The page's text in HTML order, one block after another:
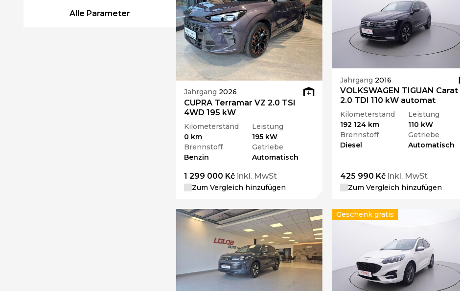
Alle Parameter
Jahrgang 2026
CUPRA Terramar VZ 2.0 TSI
4WD 195 kW
Kilometerstand
0 km
Leistung
195 kW
Brennstoff
Benzin
Getriebe
Automatisch
1 299 000 Kč inkl. MwSt
Zum Vergleich hinzufügen
Jahrgang 2016
VOLKSWAGEN TIGUAN Carat
2.0 TDI 110 kW automat
Kilometerstand
192 124 km
Leistung
110 kW
Brennstoff
Diesel
Getriebe
Automatisch
425 990 Kčinkl. MwSt
Zum Vergleich hinzufügen
Geschenk gratis